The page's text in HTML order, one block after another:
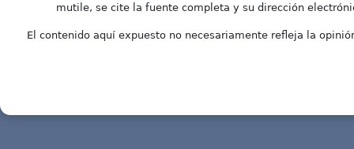
mutile, se cite la fuente completa y su dirección
El contenido aquí expuesto no necesariamente refleja la